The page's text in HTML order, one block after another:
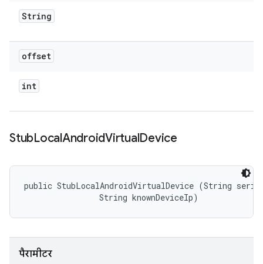
String
offset
int
StubLocalAndroidVirtualDevice
public StubLocalAndroidVirtualDevice (String
                String knownDeviceIp)
पैरामीटर